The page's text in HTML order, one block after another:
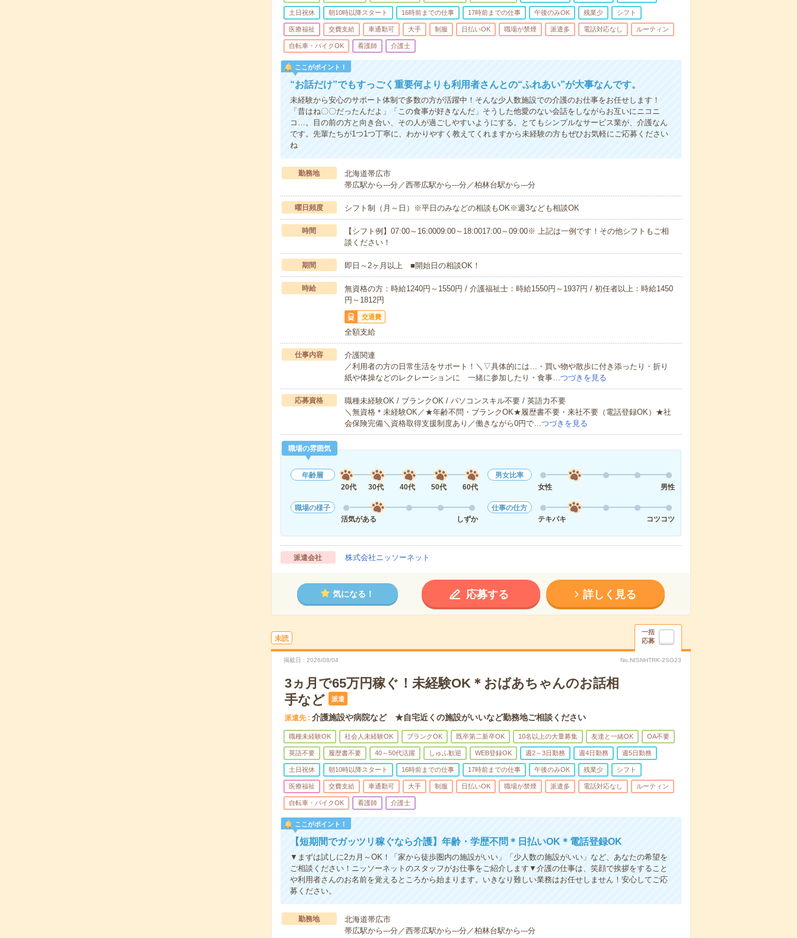
土日祝休 朝10時以降スタート 16時前までの仕事 17時前までの仕事 午後のみOK 残業少 シフト
医療福祉 交費支給 車通勤可 大手 制服 日払いOK 職場が禁煙 派遣多 電話対応なし ルーティン
自転車・バイクOK 看護師 介護士
ここがポイント！
“お話だけ”でもすっごく重要何よりも利用者さんとの“ふれあい”が大事なんです。
未経験から安心のサポート体制で多数の方が活躍中！そんな少人数施設での介護のお仕事をお任せします！
「昔はね〇〇だったんだよ」「この食事が好きなんだ」そうした他愛のない会話をしながらお互いにニコニ
コ…。目の前の方と向き合い、その人が過ごしやすいようにする。とてもシンプルなサービス業が、介護なん
です。先輩たちが1つ1つ丁寧に、わかりやすく教えてくれますから未経験の方もぜひお気軽にご応募ください
ね
勤務地
北海道帯広市
帯広駅から---分／西帯広駅から---分／柏林台駅から---分
曜日頻度 シフト制（月～日）※平日のみなどの相談もOK※週3なども相談OK
時間
【シフト例】07:00～16:0009:00～18:0017:00～09:00※ 上記は一例です！その他シフトもご相
談ください！
期間 即日～2ヶ月以上 ■開始日の相談OK！
時給
無資格の方：時給1240円～1550円 / 介護福祉士：時給1550円～1937円 / 初任者以上：時給1450
円～1812円
交通費
全額支給
仕事内容
介護関連
／利用者の方の日常生活をサポート！＼▽具体的には…・買い物や散歩に付き添ったり・折り
紙や体操などのレクレーションに 一緒に参加したり・食事…つづきを見る
応募資格
職種未経験OK / ブランクOK / パソコンスキル不要 / 英語力不要
＼無資格＊未経験OK／★年齢不問・ブランクOK★履歴書不要・来社不要（電話登録OK）★社
会保険完備＼資格取得支援制度あり／働きながら0円で…つづきを見る
職場の雰囲気
年齢層
20代
30代 40代 50代 60代
男女比率
女性
男性
職場の様子
活気がある
しずか
仕事の仕方
テキパキ
コツコツ
派遣会社 株式会社ニッソーネット
気になる！ 応募する 詳しく見る
未読
一括
応募
掲載日 2026/08/04 No.NISNHTRK-2SG23
3ヵ月で65万円稼ぐ！未経験OK＊おばあちゃんのお話相
手など
派遣
派遣先 介護施設や病院など ★自宅近くの施設がいいなど勤務地ご相談ください
職種未経験OK 社会人未経験OK ブランクOK 既卒第二新卒OK 10名以上の大量募集 友達と一緒OK OA不要
英語不要 履歴書不要 40～50代活躍 しゅふ歓迎 WEB登録OK 週2～3日勤務 週4日勤務 週5日勤務
土日祝休 朝10時以降スタート 16時前までの仕事 17時前までの仕事 午後のみOK 残業少 シフト
医療福祉 交費支給 車通勤可 大手 制服 日払いOK 職場が禁煙 派遣多 電話対応なし ルーティン
自転車・バイクOK 看護師 介護士
ここがポイント！
【短期間でガッツリ稼ぐなら介護】年齢・学歴不問＊日払いOK＊電話登録OK
▼まずは試しに2カ月～OK！「家から徒歩圏内の施設がいい」「少人数の施設がいい」など、あなたの希望を
ご相談ください！ニッソーネットのスタッフがお仕事をご紹介します▼介護の仕事は、笑顔で挨拶をすること
や利用者さんのお名前を覚えるところから始まります。いきなり難しい業務はお任せしません！安心してご応
募ください。
勤務地
北海道帯広市
帯広駅から---分／西帯広駅から---分／柏林台駅から---分